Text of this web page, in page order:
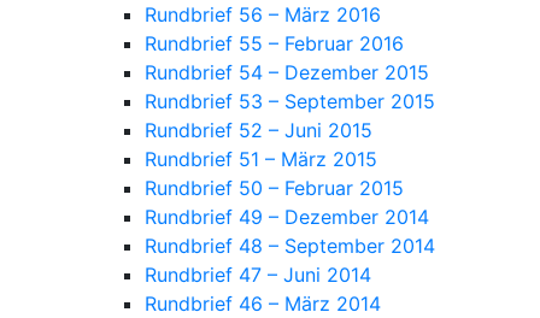
Rundbrief 56 – März 2016
Rundbrief 55 – Februar 2016
Rundbrief 54 – Dezember 2015
Rundbrief 53 – September 2015
Rundbrief 52 – Juni 2015
Rundbrief 51 – März 2015
Rundbrief 50 – Februar 2015
Rundbrief 49 – Dezember 2014
Rundbrief 48 – September 2014
Rundbrief 47 – Juni 2014
Rundbrief 46 – März 2014